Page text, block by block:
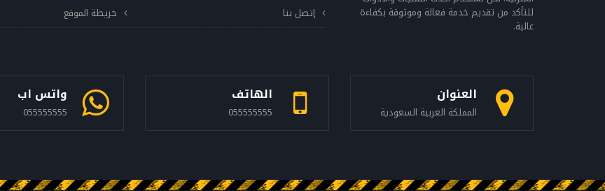
وغيرها، وتجنب استخدامها بكميات كبيرة، حيث
يمكن أن تتراكم في الأنابيب والخراطيم وتؤثر على
جميع أجزائه، وفي حالة وجود أي تلف في الجهاز
يجب استدعاء فني صيانة مؤهل لإصلاحه. اتباع
الإرشادات الصحيحة للاستخدام يجب اتباع
الإرشادات الصحيحة للاستخدام الموجودة في دليل
يجب الاهتمام بصيانة غسالات ال جي بانتظام
للتأكد من تقديم خدمة فعالة وموثوقة بكفاءة
عالية.
إتصل بنا
خريطة الموقع
العنوان
المملكة العربية السعودية
الهاتف
055555555
واتس اب
055555555